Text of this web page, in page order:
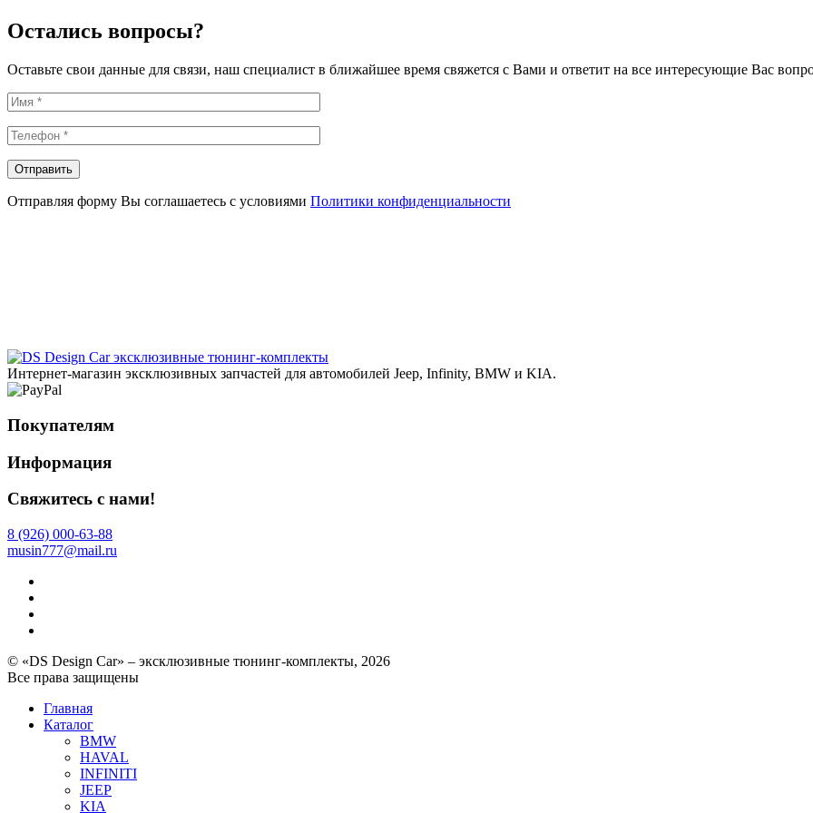
Остались вопросы?
Оставьте свои данные для связи, наш специалист в ближайшее время свяжется с Вами и ответит на все интересующие Вас
Отправляя форму Вы соглашаетесь с условиями Политики конфиденциальности
эксклюзивные тюнинг-комплекты
Интернет-магазин эксклюзивных запчастей для автомобилей Jeep, Infinity, BMW и KIA.
Покупателям
Информация
Свяжитесь с нами!
8 (926) 000-63-88
musin777@mail.ru
© «DS Design Car» – эксклюзивные тюнинг-комплекты, 2026
Все права защищены
Главная
Каталог
BMW
HAVAL
INFINITI
JEEP
KIA